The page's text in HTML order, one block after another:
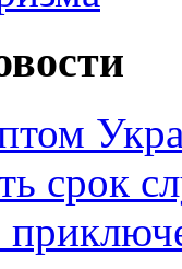
срок